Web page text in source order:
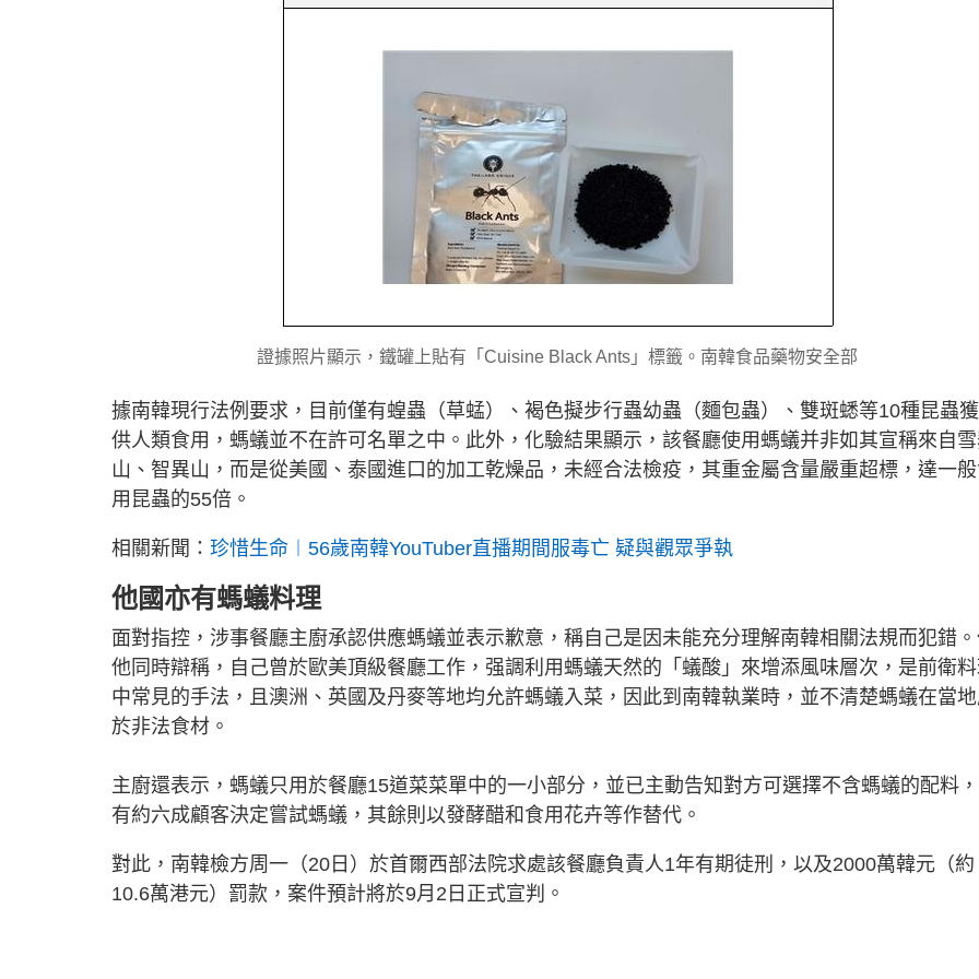
證據照片顯示，鐵罐上貼有「Cuisine Black Ants」標籤。南韓食品藥物安全部
據南韓現行法例要求，目前僅有蝗蟲（草蜢）、褐色擬步行蟲幼蟲（麵包蟲）、雙斑蟋等10種昆蟲
供人類食用，螞蟻並不在許可名單之中。此外，化驗結果顯示，該餐廳使用螞蟻并非如其宣稱來自
山、智異山，而是從美國、泰國進口的加工乾燥品，未經合法檢疫，其重金屬含量嚴重超標，達一
用昆蟲的55倍。
相關新聞： 珍惜生命︱56歲南韓YouTuber直播期間服毒亡 疑與觀眾爭執
他國亦有螞蟻料理
面對指控，涉事餐廳主廚承認供應螞蟻並表示歉意，稱自己是因未能充分理解南韓相關法規而犯錯
他同時辯稱，自己曾於歐美頂級餐廳工作，强調利用螞蟻天然的「蟻酸」來增添風味層次，是前衛
中常見的手法，且澳洲、英國及丹麥等地均允許螞蟻入菜，因此到南韓執業時，並不清楚螞蟻在當
於非法食材。
主廚還表示，螞蟻只用於餐廳15道菜菜單中的一小部分，並已主動告知對方可選擇不含螞蟻的配料
有約六成顧客決定嘗試螞蟻，其餘則以發酵醋和食用花卉等作替代。
對此，南韓檢方周一（20日）於首爾西部法院求處該餐廳負責人1年有期徒刑，以及2000萬韓元（約
10.6萬港元）罰款，案件預計將於9月2日正式宣判。